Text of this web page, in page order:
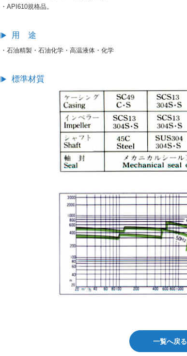
・API610規格品。
用 途
・石油精製・石油化学・高温液体・化学
標準材質
一覧へ戻る